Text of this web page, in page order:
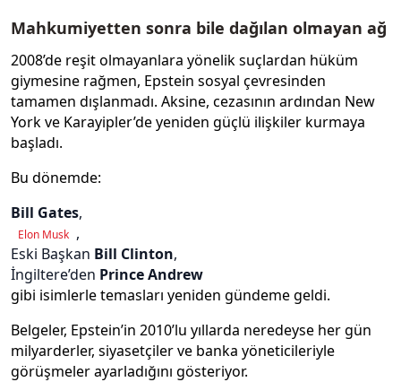
Mahkumiyetten sonra bile dağılan olmayan ağ
2008’de reşit olmayanlara yönelik suçlardan hüküm
giymesine rağmen, Epstein sosyal çevresinden
tamamen dışlanmadı. Aksine, cezasının ardından New
York ve Karayipler’de yeniden güçlü ilişkiler kurmaya
başladı.
Bu dönemde:
Bill Gates,
Elon Musk ,
Eski Başkan Bill Clinton,
İngiltere’den Prince Andrew
gibi isimlerle temasları yeniden gündeme geldi.
Belgeler, Epstein’in 2010’lu yıllarda neredeyse her gün
milyarderler, siyasetçiler ve banka yöneticileriyle
görüşmeler ayarladığını gösteriyor.